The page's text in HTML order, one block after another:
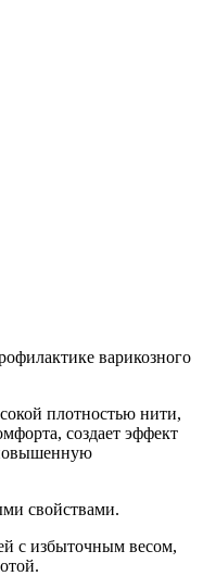
варикозного
плотностью нити,
создает эффект
свойствами.
с избыточным весом,